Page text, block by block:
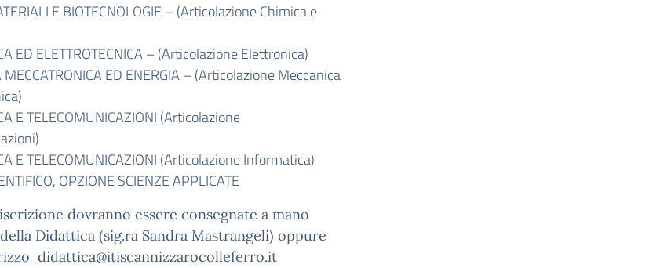
E BIOTECNOLOGIE – (Articolazione Chimica e
ED ELETTROTECNICA – (Articolazione Elettronica)
MECCATRONICA ED ENERGIA – (Articolazione Meccanica
E TELECOMUNICAZIONI (Articolazione
E TELECOMUNICAZIONI (Articolazione Informatica)
OPZIONE SCIENZE APPLICATE
dovranno essere consegnate a mano
Didattica (sig.ra Sandra Mastrangeli) oppure
didattica@itiscannizzarocolleferro.it